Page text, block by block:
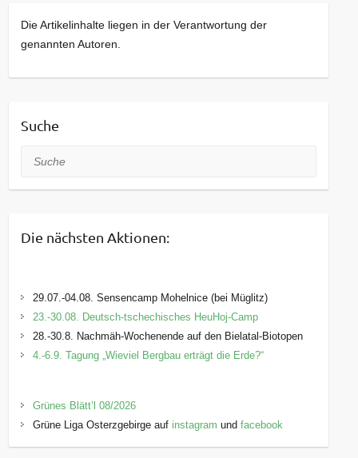
Die Artikelinhalte liegen in der Verantwortung der
genannten Autoren.
Suche
Suche
Die nächsten Aktionen:
29.07.-04.08. Sensencamp Mohelnice (bei Müglitz)
23.-30.08. Deutsch-tschechisches HeuHoj-Camp
28.-30.8. Nachmäh-Wochenende auf den Bielatal-Biotopen
4.-6.9. Tagung „Wieviel Bergbau erträgt die Erde?“
Grünes Blätt’l 08/2026
Grüne Liga Osterzgebirge auf instagram undfacebook